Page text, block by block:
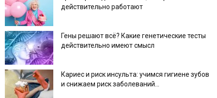
действительно работают
Гены решают всё? Какие генетические тесты
действительно имеют смысл
Кариес и риск инсульта: учимся гигиене зубов
и снижаем риск заболеваний...